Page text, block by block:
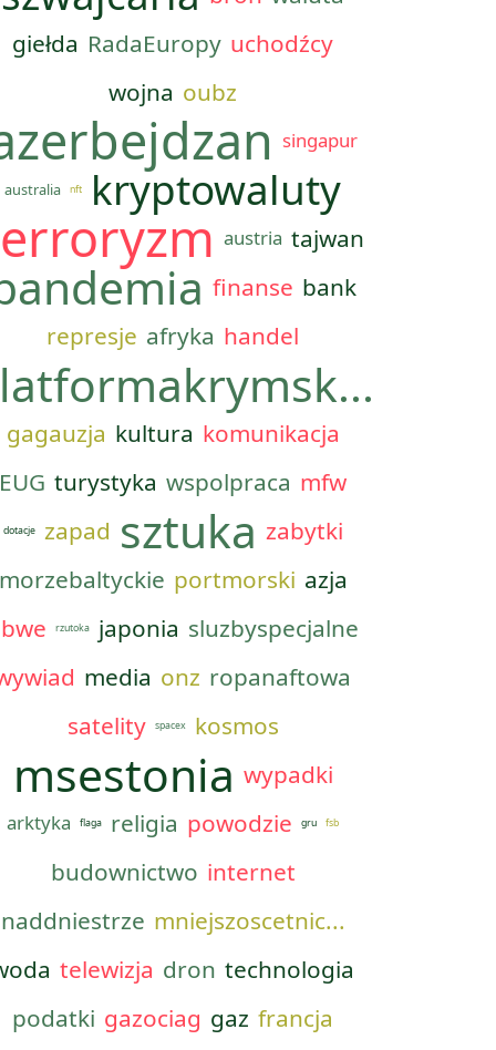
giełda RadaEuropy uchodźcy
wojna oubz
singapur
australia nft kryptowaluty
austria tajwan
finanse bank
represje afryka handel
gagauzja kultura komunikacja
EUG turystyka wspolpraca mfw
dotacje zapad sztuka zabytki
portmorski azja
rzutoka japonia sluzbyspecjalne
media onz ropanaftowa
satelity
spacex kosmos
msestonia wypadki
arktyka flaga religia powodzie gru fsb
budownictwo internet
naddniestrze mniejszoscetnic...
telewizja dron technologia
podatki gazociag gaz francja